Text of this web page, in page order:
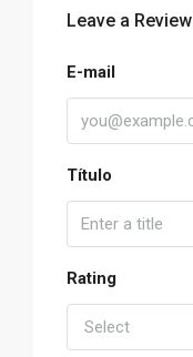
Leave a Review
E-mail
Título
Rating
Select